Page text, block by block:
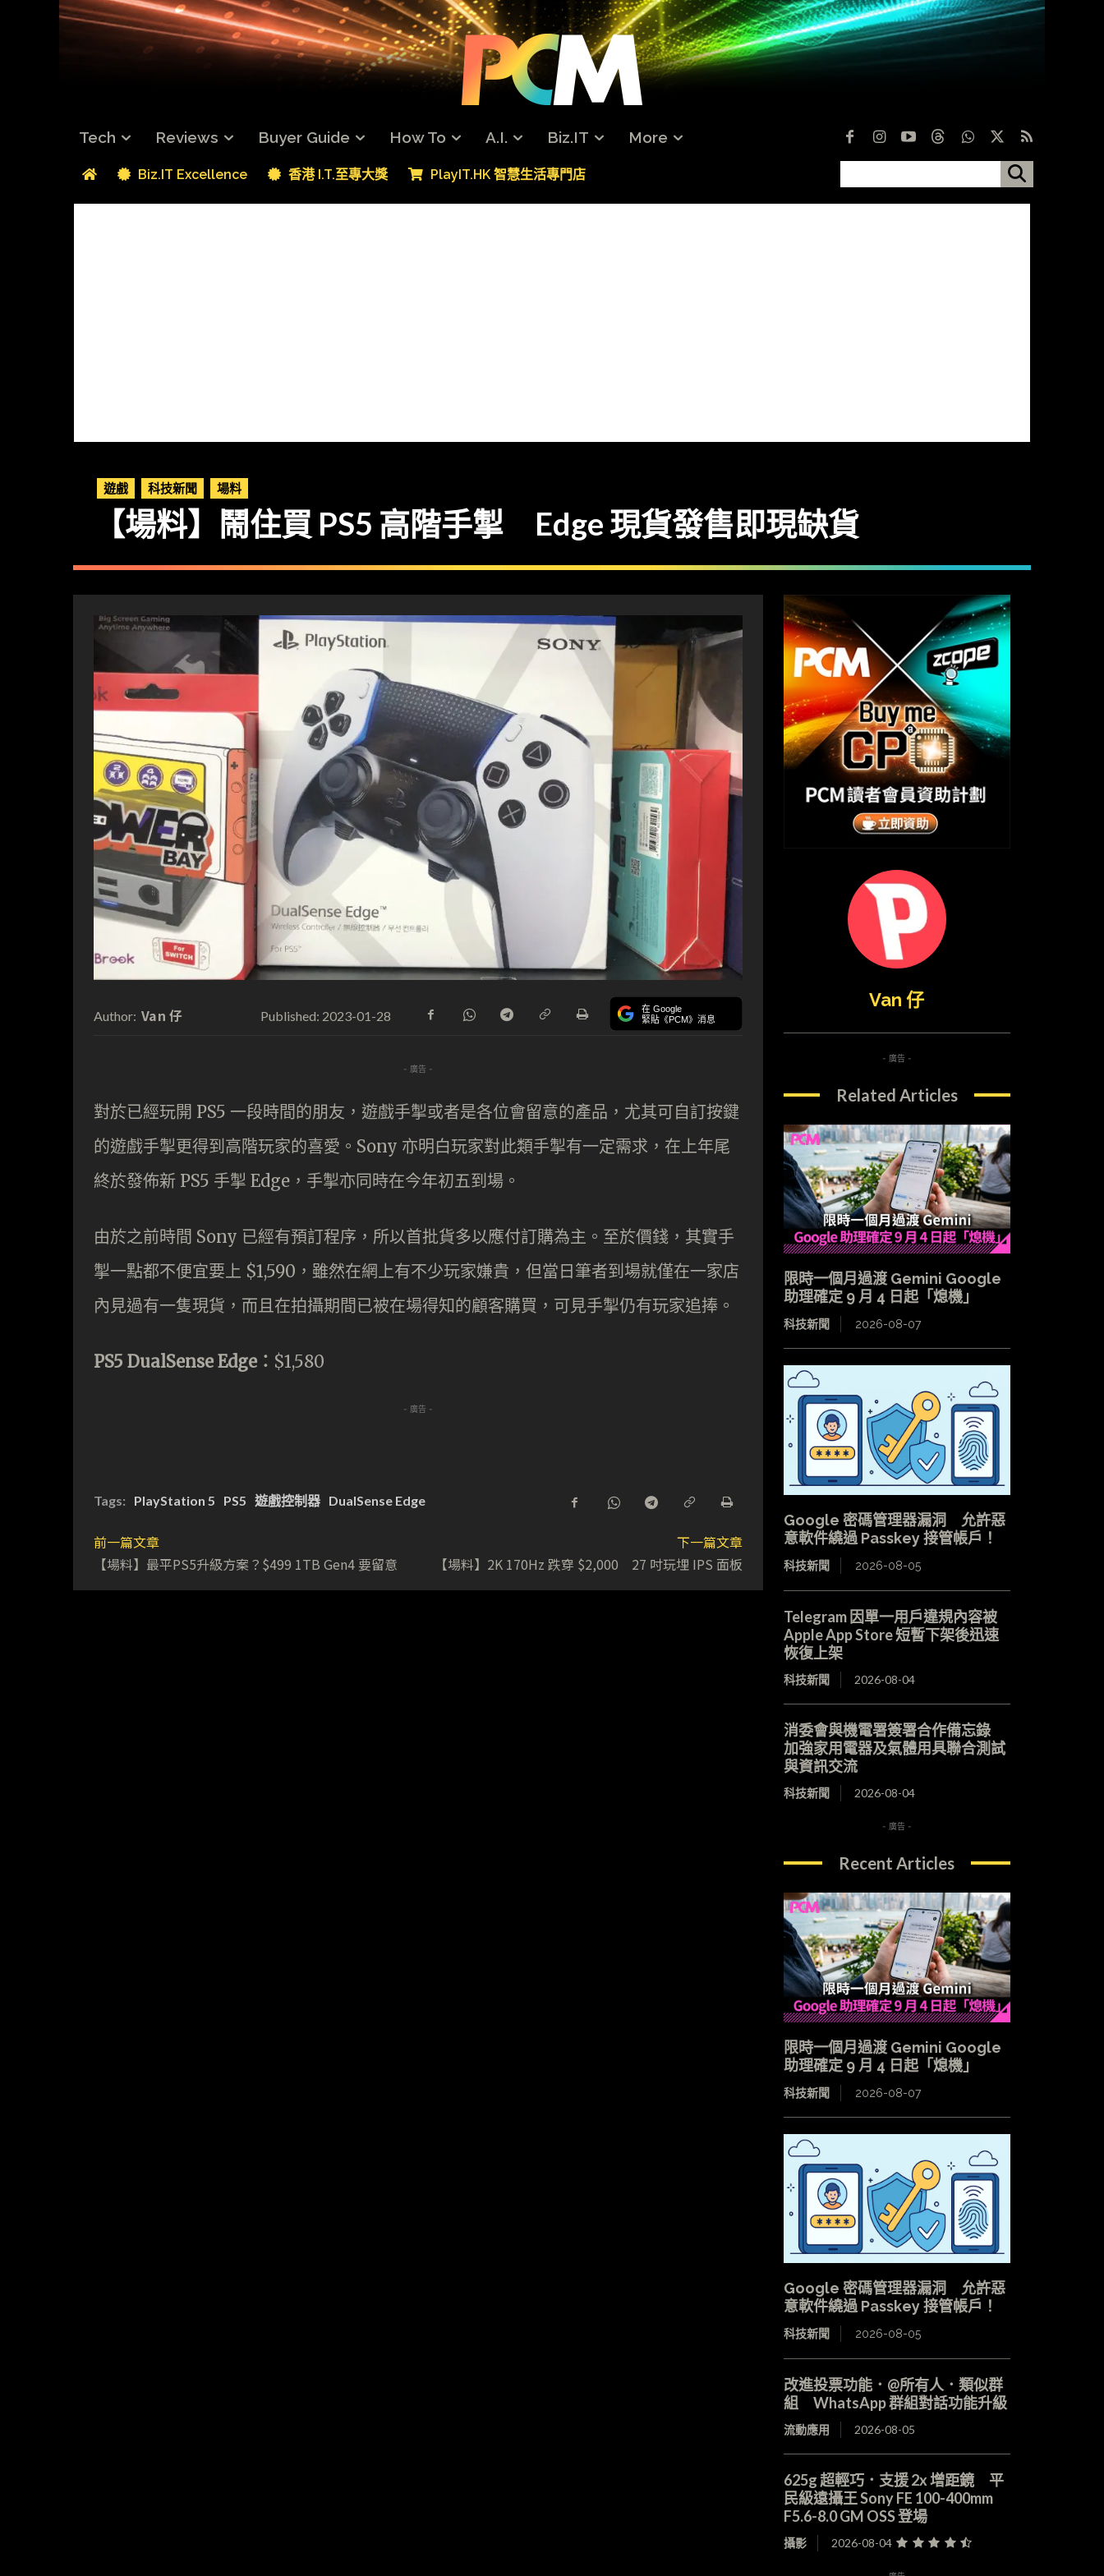
Tech Reviews Buyer Guide How To A.I. Biz.IT More
Biz.IT Excellence 香港 I.T.至專大獎 PlayIT.HK 智慧生活專門店
遊戲 科技新聞 場料
【場料】鬧住買 PS5 高階手掣 Edge 現貨發售即現缺貨
Author: Van 仔 Published: 2023-01-28 在 Google
緊貼《PCM》消息
- 廣告 -
對於已經玩開 PS5 一段時間的朋友，遊戲手掣或者是各位會留意的產品，尤其可自訂按鍵
的遊戲手掣更得到高階玩家的喜愛。Sony 亦明白玩家對此類手掣有一定需求，在上年尾
終於發佈新 PS5 手掣 Edge，手掣亦同時在今年初五到場。
由於之前時間 Sony 已經有預訂程序，所以首批貨多以應付訂購為主。至於價錢，其實手
掣一點都不便宜要上 $1,590，雖然在網上有不少玩家嫌貴，但當日筆者到場就僅在一家店
內見過有一隻現貨，而且在拍攝期間已被在場得知的顧客購買，可見手掣仍有玩家追捧。
PS5 DualSense Edge： $1,580
- 廣告 -
Tags: PlayStation 5 PS5 遊戲控制器 DualSense Edge
前一篇文章
【場料】最平PS5升級方案？$499 1TB Gen4 要留意
下一篇文章
【場料】2K 170Hz 跌穿 $2,000 27 吋玩埋 IPS 面板
Van 仔
- 廣告 -
Related Articles
限時一個月過渡 Gemini Google
助理確定 9 月 4 日起「熄機」
科技新聞 2026-08-07
Google 密碼管理器漏洞 允許惡
意軟件繞過 Passkey 接管帳戶！
科技新聞 2026-08-05
Telegram 因單一用戶違規內容被
Apple App Store 短暫下架後迅速
恢復上架
科技新聞 2026-08-04
消委會與機電署簽署合作備忘錄
加強家用電器及氣體用具聯合測試
與資訊交流
科技新聞 2026-08-04
- 廣告 -
Recent Articles
限時一個月過渡 Gemini Google
助理確定 9 月 4 日起「熄機」
科技新聞 2026-08-07
Google 密碼管理器漏洞 允許惡
意軟件繞過 Passkey 接管帳戶！
科技新聞 2026-08-05
改進投票功能．@所有人．類似群
組 WhatsApp 群組對話功能升級
流動應用 2026-08-05
625g 超輕巧．支援 2x 增距鏡 平
民級遠攝王 Sony FE 100-400mm
F5.6-8.0 GM OSS 登場
攝影 2026-08-04